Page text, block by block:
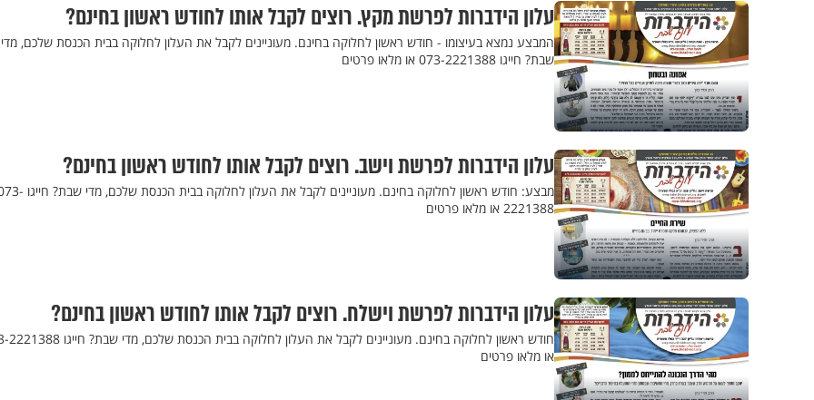
עלון הידברות לפרשת מקץ. רוצים לקבל אותו לחודש ראשון בחינם?
המבצע נמצא בעיצומו - חודש ראשון לחלוקה בחינם. מעוניינים לקבל את העלון לחלוקה בבית הכנסת שלכם, מדי
שבת? חייגו 073-2221388 או מלאו פרטים
עלון הידברות לפרשת וישב. רוצים לקבל אותו לחודש ראשון בחינם?
מבצע: חודש ראשון לחלוקה בחינם. מעוניינים לקבל את העלון לחלוקה בבית הכנסת
2221388 או מלאו פרטים
עלון הידברות לפרשת וישלח. רוצים לקבל אותו לחודש ראשון בחינם?
חודש ראשון לחלוקה בחינם. מעוניינים לקבל את העלון לחלוקה בבית הכנסת שלכם,
או מלאו פרטים